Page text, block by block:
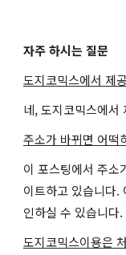
자주 하시는 질문
도지코믹스에서 제
네, 도지코믹스에서
주소가 바뀌면 어떡
이 포스팅에서 주소
이트하고 있습니다.
인하실 수 있습니다.
도지코믹스이용은